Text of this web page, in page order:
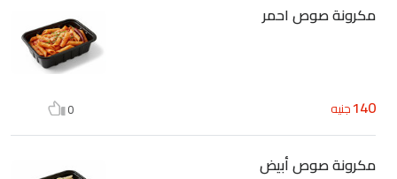
مكرونة صوص احمر
140جنيه 0
مكرونة صوص أبيض